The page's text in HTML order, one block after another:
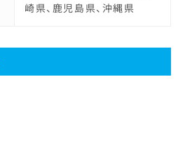
崎県、鹿児島県、沖縄県